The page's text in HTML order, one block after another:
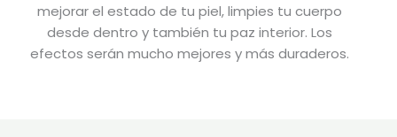
mejorar el estado de tu piel, limpies tu cuerpo
desde dentro y también tu paz interior. Los
efectos serán mucho mejores y más duraderos.